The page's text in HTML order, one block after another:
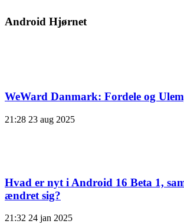
Android Hjørnet
WeWard Danmark: Fordele og
21:28 23 aug 2025
Hvad er nyt i Android 16 Beta 1,
ændret sig?
21:32 24 jan 2025